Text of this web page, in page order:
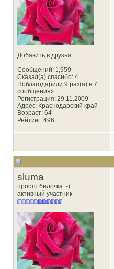
Добавить в друзья
Сообщений: 1,959
Сказал(а) спасибо: 4
Поблагодарили 9 раз(а) в 7
сообщениях
Регистрация: 29.11.2009
Адрес: Краснодарский край
Возраст: 64
Рейтинг: 496
sluma
просто белочка :-)
активный участник